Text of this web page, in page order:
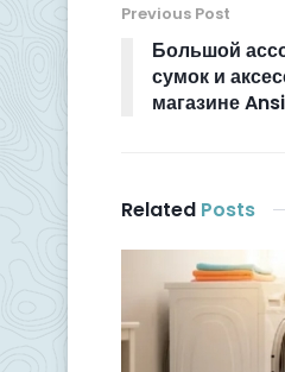
Previous Post
Большой
сумок и
магазине
Related Posts